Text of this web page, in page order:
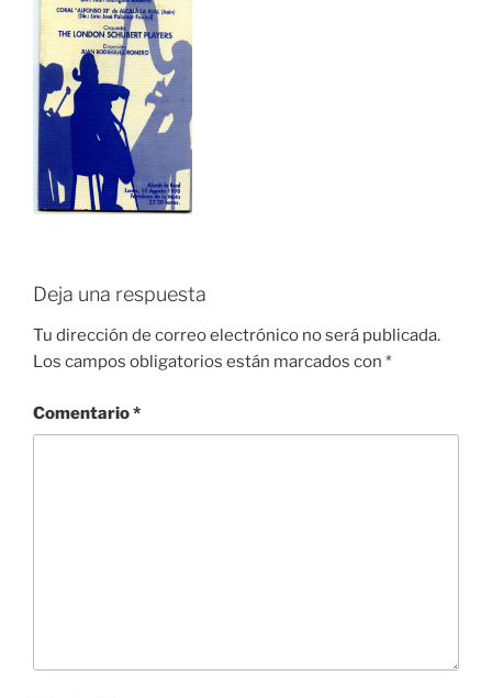
Deja una respuesta
Tu dirección de correo electrónico no será publicada.
Los campos obligatorios están marcados con *
Comentario*